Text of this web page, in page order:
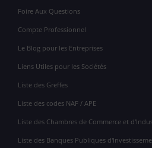
Foire Aux Questions
Compte Professionnel
Le Blog pour les Entreprises
Liens Utiles pour les Sociétés
Liste des Greffes
Liste des codes NAF / APE
Liste des Chambres de Commerce et
Liste des Banques Publiques